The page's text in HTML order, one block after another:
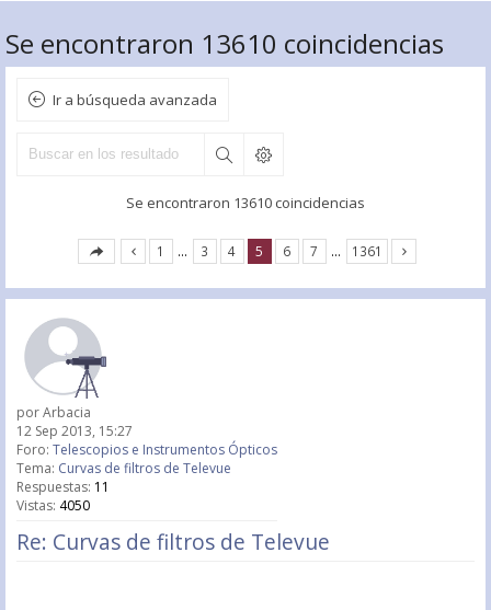
Se encontraron 13610 coincidencias
Ir a búsqueda avanzada
Se encontraron 13610 coincidencias
1 … 3 4 5 6 7 … 1361
porArbacia
12 Sep 2013, 15:27
Foro: Telescopios e Instrumentos Ópticos
Tema: Curvas de filtros de Televue
Respuestas: 11
Vistas: 4050
Re: Curvas de filtros de Televue